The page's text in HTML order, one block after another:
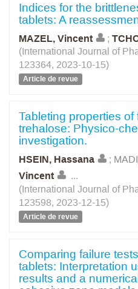
Indices for the
tablets: A
MAZEL, Vincent ;
(International Journal of
123364, 2023-10-15)
Article de revue
Tableting properties of
trehalose: Physico-
investigation.
HSEIN, Hassana ;
Vincent
...
(International Journal of
123598, 2023-12-15)
Article de revue
Comparing failure
tablets: Interpretation
results and a